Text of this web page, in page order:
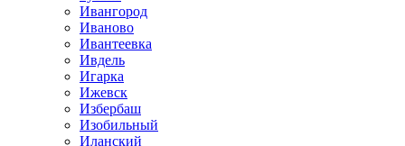
Ивангород
Иваново
Ивантеевка
Ивдель
Игарка
Ижевск
Избербаш
Изобильный
Иланский